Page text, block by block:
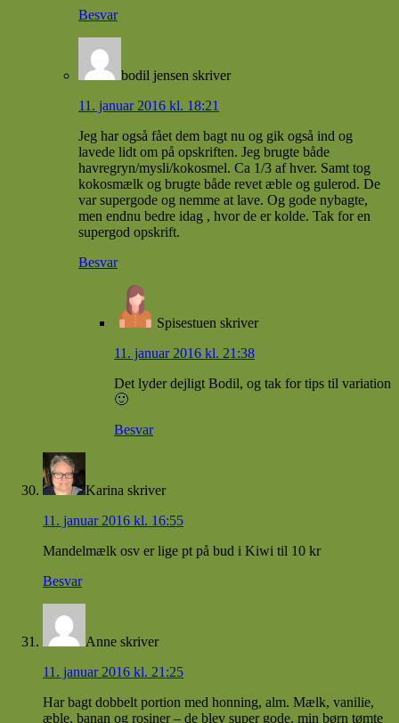
Besvar
bodil jensen skriver
11. januar 2016 kl. 18:21
Jeg har også fået dem bagt nu og gik også ind og
lavede lidt om på opskriften. Jeg brugte både
havregryn/mysli/kokosmel. Ca 1/3 af hver. Samt tog
kokosmælk og brugte både revet æble og gulerod. De
var supergode og nemme at lave. Og gode nybagte,
men endnu bedre idag , hvor de er kolde. Tak for en
supergod opskrift.
Besvar
Spisestuen skriver
11. januar 2016 kl. 21:38
Det lyder dejligt Bodil, og tak for tips til variation
🙂
Besvar
Karina skriver
11. januar 2016 kl. 16:55
Mandelmælk osv er lige pt på bud i Kiwi til 10 kr
Besvar
Anne skriver
11. januar 2016 kl. 21:25
Har bagt dobbelt portion med honning, alm. Mælk, vanilie,
æble, banan og rosiner – de blev super gode, min børn tømte